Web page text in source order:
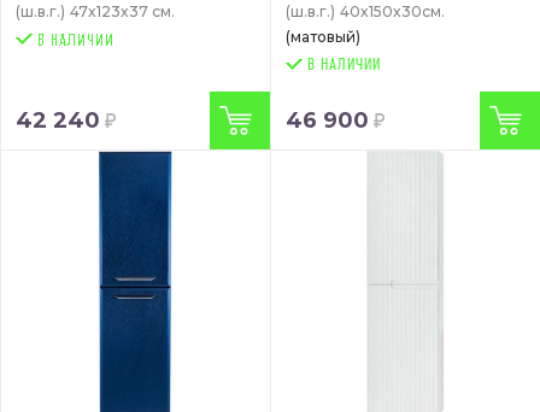
(ш.в.г.) 47x123x37 см.
42 240
(ш.в.г.) 40x150x30см.
(матовый)
В НАЛИЧИИ
46 900